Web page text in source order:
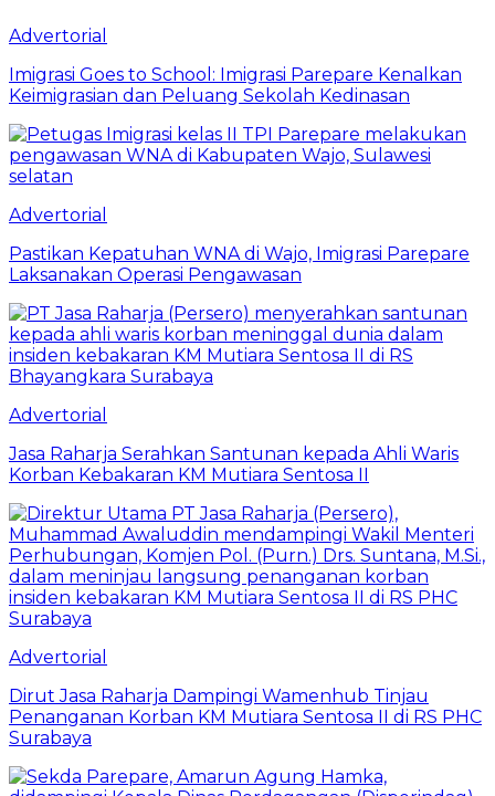
Advertorial
Imigrasi Goes to School: Imigrasi Parepare Kenalkan
Keimigrasian dan Peluang Sekolah Kedinasan
Advertorial
Pastikan Kepatuhan WNA di Wajo, Imigrasi Parepare
Laksanakan Operasi Pengawasan
Advertorial
Jasa Raharja Serahkan Santunan kepada Ahli Waris
Korban Kebakaran KM Mutiara Sentosa II
Advertorial
Dirut Jasa Raharja Dampingi Wamenhub Tinjau
Penanganan Korban KM Mutiara Sentosa II di RS PHC
Surabaya